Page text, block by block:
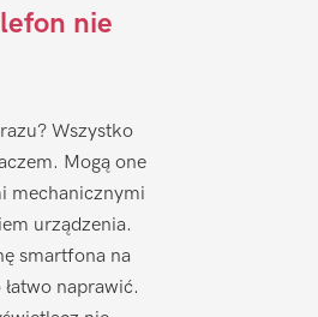
nie
Wszystko
Mogą one
mechanicznymi
urządzenia.
smartfona na
naprawić.